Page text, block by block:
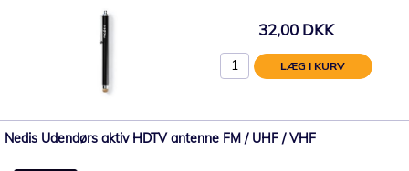
32,00 DKK
LÆG I KURV
Nedis Udendørs aktiv HDTV antenne FM / UHF / VHF